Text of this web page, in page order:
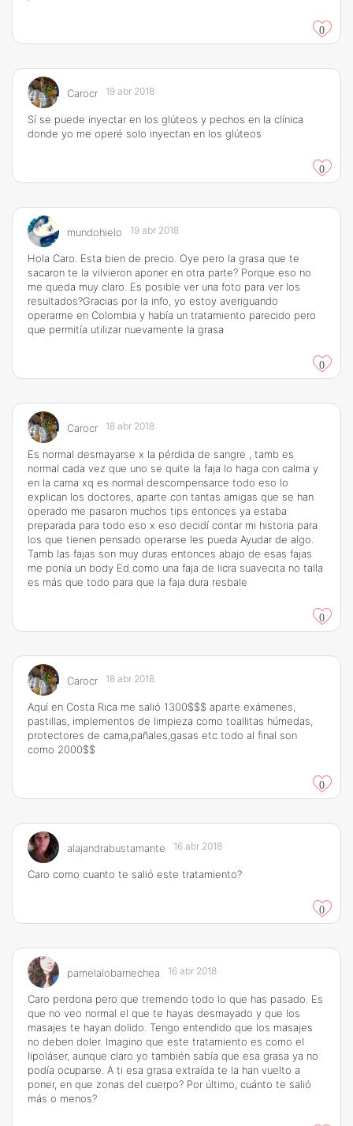
0
Carocr 19 abr 2018
Sí se puede inyectar en los glúteos y pechos en la clínica
donde yo me operé solo inyectan en los glúteos
0
mundohielo 19 abr 2018
Hola Caro. Esta bien de precio. Oye pero la grasa que te
sacaron te la vilvieron aponer en otra parte? Porque eso no
me queda muy claro. Es posible ver una foto para ver los
resultados?Gracias por la info, yo estoy averiguando
operarme en Colombia y había un tratamiento parecido pero
que permitía utilizar nuevamente la grasa
0
Carocr 18 abr 2018
Es normal desmayarse x la pérdida de sangre , tamb es
normal cada vez que uno se quite la faja lo haga con calma y
en la cama xq es normal descompensarce todo eso lo
explican los doctores, aparte con tantas amigas que se han
operado me pasaron muchos tips entonces ya estaba
preparada para todo eso x eso decidí contar mi historia para
los que tienen pensado operarse les pueda Ayudar de algo.
Tamb las fajas son muy duras entonces abajo de esas fajas
me ponía un body Ed como una faja de licra suavecita no talla
es más que todo para que la faja dura resbale
0
Carocr 18 abr 2018
Aquí en Costa Rica me salió 1300$$$ aparte exámenes,
pastillas, implementos de limpieza como toallitas húmedas,
protectores de cama,pañales,gasas etc todo al final son
como 2000$$
0
alajandrabustamante 16 abr 2018
Caro como cuanto te salió este tratamiento?
0
pamelalobarnechea 16 abr 2018
Caro perdona pero que tremendo todo lo que has pasado. Es
que no veo normal el que te hayas desmayado y que los
masajes te hayan dolido. Tengo entendido que los masajes
no deben doler. Imagino que este tratamiento es como el
lipoláser, aunque claro yo también sabía que esa grasa ya no
podía ocuparse. A ti esa grasa extraída te la han vuelto a
poner, en que zonas del cuerpo? Por último, cuánto te salió
más o menos?